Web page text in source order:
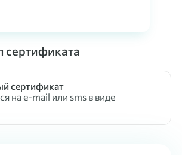
сертификата
сертификат
на e-mail или sms в виде